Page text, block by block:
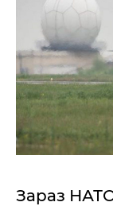
Зараз НАТО